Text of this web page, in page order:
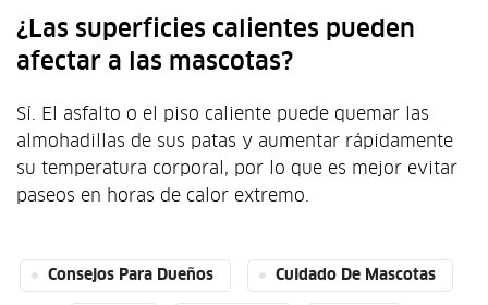
¿Las superficies calientes pueden
afectar a las mascotas?
Sí. El asfalto o el piso caliente puede quemar las
almohadillas de sus patas y aumentar rápidamente
su temperatura corporal, por lo que es mejor evitar
paseos en horas de calor extremo.
Consejos Para Dueños Cuidado De Mascotas